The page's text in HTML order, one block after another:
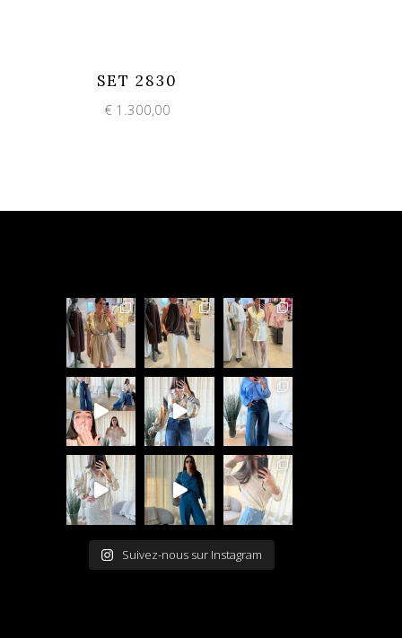
SET 2830
€1.300,00
Suivez-nous sur Instagram